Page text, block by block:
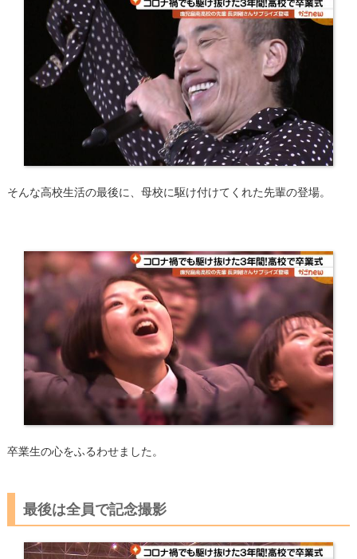
そんな高校生活の最後に、母校に駆け付けてくれた先輩の登場。
卒業生の心をふるわせました。
最後は全員で記念撮影